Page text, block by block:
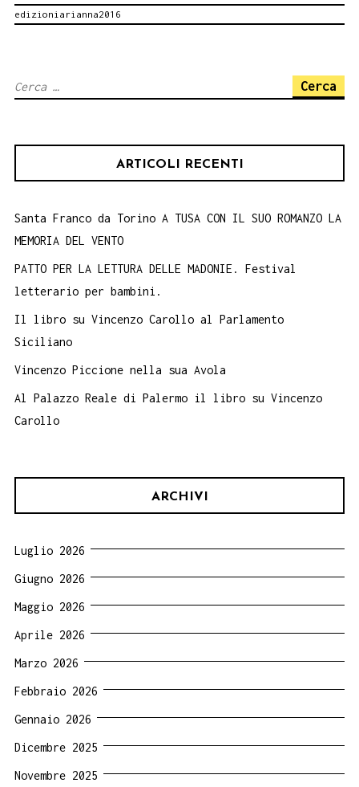
edizioniarianna2016
Ricerca
ARTICOLI RECENTI
Santa Franco da Torino A TUSA CON IL SUO ROMANZO LA
MEMORIA DEL VENTO
PATTO PER LA LETTURA DELLE MADONIE. Festival
letterario per bambini.
Il libro su Vincenzo Carollo al Parlamento
Siciliano
Vincenzo Piccione nella sua Avola
Al Palazzo Reale di Palermo il libro su Vincenzo
Carollo
ARCHIVI
Luglio 2026
Giugno 2026
Maggio 2026
Aprile 2026
Marzo 2026
Febbraio 2026
Gennaio 2026
Dicembre 2025
Novembre 2025